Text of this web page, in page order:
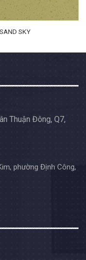
SKY
Thuận Đông, Q7,
phường Định Công,